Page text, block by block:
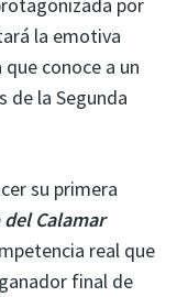
por
la emotiva
conoce a un
de la Segunda
su primera
Calamar
real que
final de